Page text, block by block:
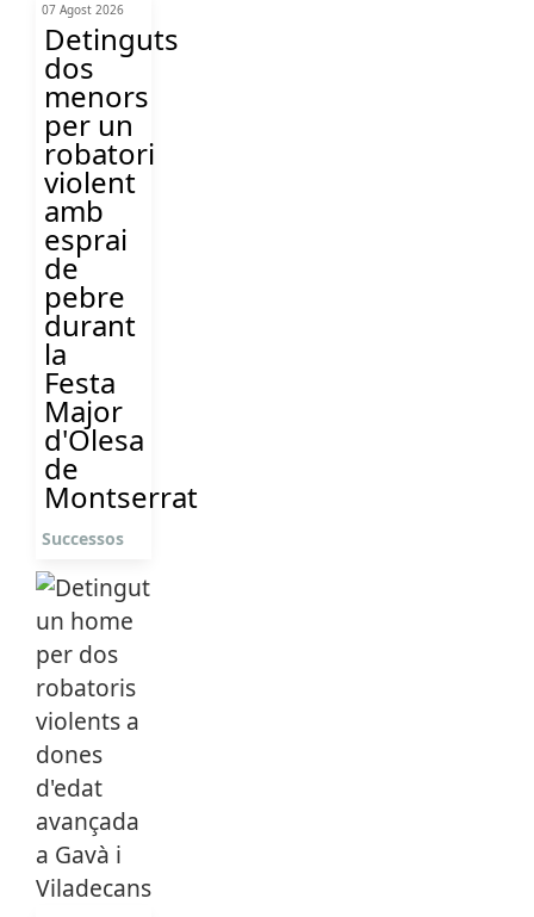
07 Agost 2026
Detinguts
dos
menors
per un
robatori
violent
amb
esprai
de
pebre
durant
la
Festa
Major
d'Olesa
de
Montserrat
Successos